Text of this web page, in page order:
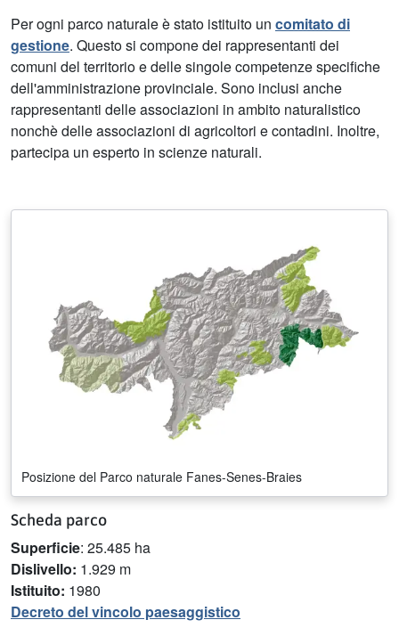
Per ogni parco naturale è stato istituito un comitato di
gestione. Questo si compone dei rappresentanti dei
comuni del territorio e delle singole competenze specifiche
dell'amministrazione provinciale. Sono inclusi anche
rappresentanti delle associazioni in ambito naturalistico
nonchè delle associazioni di agricoltori e contadini. Inoltre,
partecipa un esperto in scienze naturali.
Posizione del Parco naturale Fanes-Senes-Braies
Scheda parco
Superficie: 25.485 ha
Dislivello: 1.929 m
Istituito: 1980
Decreto del vincolo paesaggistico